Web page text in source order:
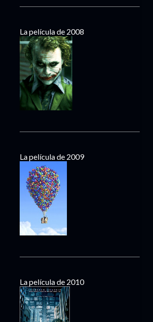
La película de 2008
La película de 2009
La película de 2010